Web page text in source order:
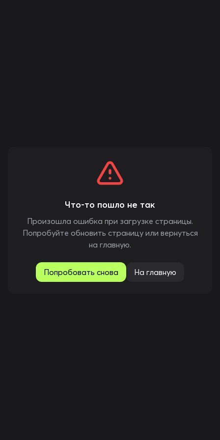
Что-то пошло не так
Произошла ошибка при загрузке страницы.
Попробуйте обновить страницу или вернуться
на главную.
Попробовать снова На главную